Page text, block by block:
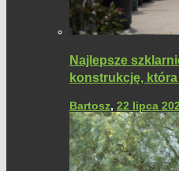
Najlepsze
konstrukcję,
Bartosz, 22 lipca